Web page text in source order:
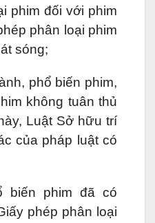
phim đối với phim
phân loại phim
sóng;
phổ biến phim,
không tuân thủ
Luật Sở hữu trí
của pháp luật có
biến phim đã có
phép phân loại